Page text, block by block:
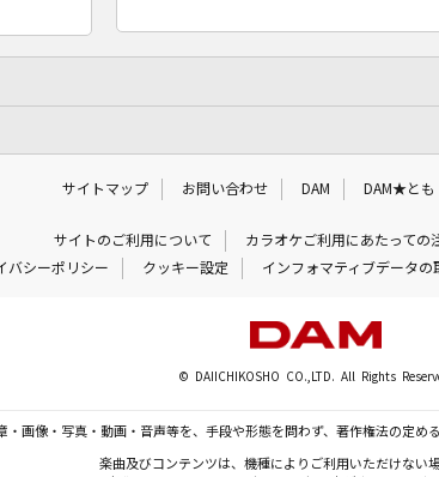
サイトマップ お問い合わせ DAM DAM★とも
サイトのご利用について カラオケご利用にあたっての
バシーポリシー クッキー設定 インフォマティブデータの
© DAIICHIKOSHO CO.,LTD. All Rights
・画像・写真・動画・音声等を、手段や形態を問わず、著作権法の定め
楽曲及びコンテンツは、機種によりご利用いただけない場